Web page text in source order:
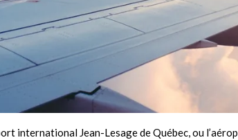
international Jean-Lesage de Québec, ou